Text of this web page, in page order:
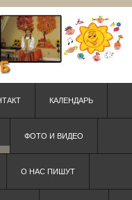
КАЛЕНДАРЬ
ФОТО И ВИДЕО
О НАС ПИШУТ